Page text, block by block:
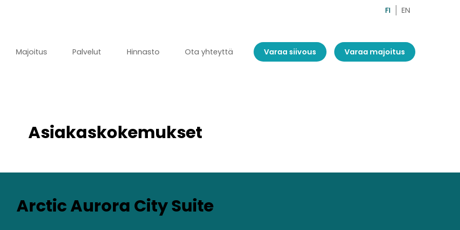
FI EN
Majoitus Palvelut Hinnasto Ota yhteyttä Varaa siivous Varaa majoitus
Asiakaskokemukset
Arctic Aurora City Suite